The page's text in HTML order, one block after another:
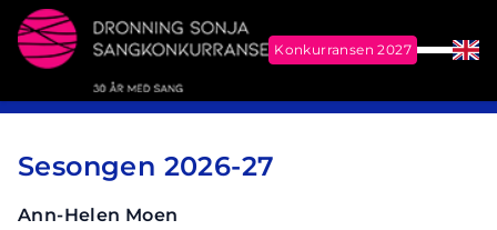
Dronning Sonja Sangkonkurranse
Konkurransen 2027
Meny
Sesongen 2026-27
Ann-Helen Moen